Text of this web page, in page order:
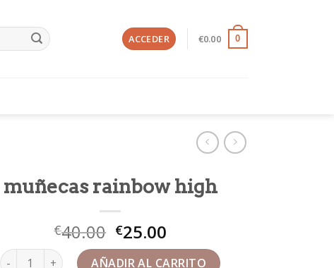
ACCEDER €0.00 0
muñecas rainbow high
€40.00 €25.00
muñecas rainbow high cantidad
AÑADIR AL CARRITO